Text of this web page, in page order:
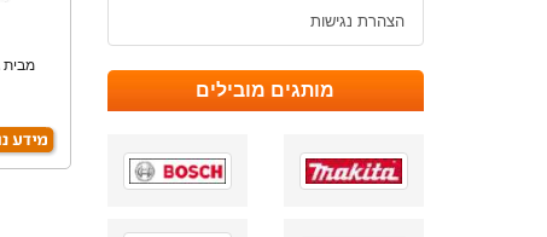
הצהרת נגישות
מותגים מובילים